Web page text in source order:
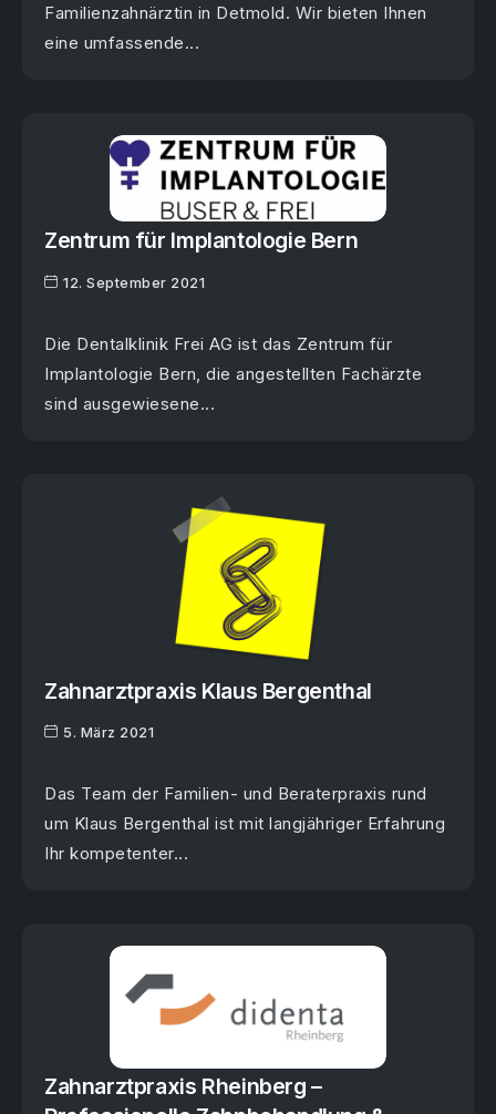
Familienzahnärztin in Detmold. Wir bieten Ihnen
eine umfassende...
Zentrum für Implantologie Bern
12. September 2021
Die Dentalklinik Frei AG ist das Zentrum für
Implantologie Bern, die angestellten Fachärzte
sind ausgewiesene...
Zahnarztpraxis Klaus Bergenthal
5. März 2021
Das Team der Familien- und Beraterpraxis rund
um Klaus Bergenthal ist mit langjähriger Erfahrung
Ihr kompetenter...
Zahnarztpraxis Rheinberg –